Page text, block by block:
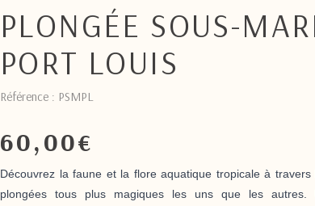
PLONGÉE SOUS-
PORT LOUIS
Référence : PSMPL
60,00€
Découvrez la faune et la flore aquatique tropicale à
plongées tous plus magiques les uns que les